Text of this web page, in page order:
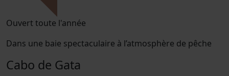
Ouvert toute l'année
Dans une baie spectaculaire à l’atmosphère de pêche
Cabo de Gata